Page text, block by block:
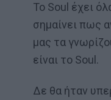
Το Soul έχει
σημαίνει πως
μας τα
είναι το Soul.
Δε θα ήταν